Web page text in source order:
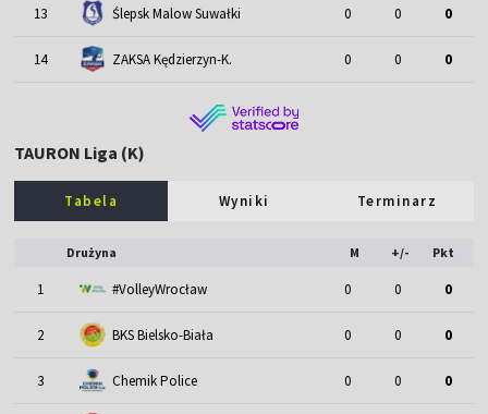
13 Ślepsk Malow Suwałki 0 0 0
14 ZAKSA Kędzierzyn-K. 0 0 0
TAURON Liga (K)
Tabela Wyniki Terminarz
Drużyna M +/- Pkt
1 #VolleyWrocław 0 0 0
2 BKS Bielsko-Biała 0 0 0
3 Chemik Police 0 0 0